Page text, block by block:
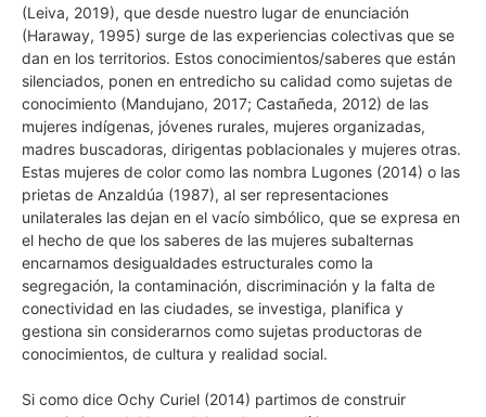
(Leiva, 2019), que desde nuestro lugar de enunciación
(Haraway, 1995) surge de las experiencias colectivas que se
dan en los territorios. Estos conocimientos/saberes que están
silenciados, ponen en entredicho su calidad como sujetas de
conocimiento (Mandujano, 2017; Castañeda, 2012) de las
mujeres indígenas, jóvenes rurales, mujeres organizadas,
madres buscadoras, dirigentas poblacionales y mujeres otras.
Estas mujeres de color como las nombra Lugones (2014) o las
prietas de Anzaldúa (1987), al ser representaciones
unilaterales las dejan en el vacío simbólico, que se expresa en
el hecho de que los saberes de las mujeres subalternas
encarnamos desigualdades estructurales como la
segregación, la contaminación, discriminación y la falta de
conectividad en las ciudades, se investiga, planifica y
gestiona sin considerarnos como sujetas productoras de
conocimientos, de cultura y realidad social.
Si como dice Ochy Curiel (2014) partimos de construir